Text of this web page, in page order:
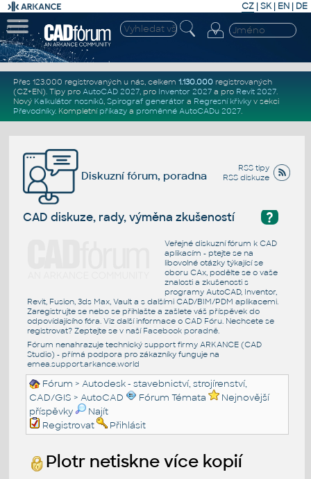
CZ | SK| EN | DE
Přes 123.000 registrovaných u nás, celkem 1.130.000registrovaných
(CZ+EN). Tipy pro AutoCAD 2027, pro Inventor 2027a pro Revit 2027.
Nový Kalkulátor nosníků, Spirograf generátor a Regresní křivkyv sekci
Převodníky. Kompletní příkazya proměnné AutoCADu 2027.
RSS tipy
RSS diskuze
Diskuzní fórum, poradna
?
CAD diskuze, rady, výměna zkušeností
Veřejné diskuzní fórum k CAD
aplikacím - ptejte se na
libovolné otázky týkající se
oboru CAx, podělte se o vaše
znalosti a zkušenosti s
programy AutoCAD, Inventor,
Revit, Fusion, 3ds Max, Vault a s dalšími CAD/BIM/PDM aplikacemi.
Zaregistrujte se nebo se přihlašte a zašlete váš příspěvek do
odpovídajícího fóra. Viz další informace o CAD Fóru. Nechcete se
registrovat? Zeptejte se v naší Facebook poradně.
Fórum nenahrazuje technický support firmy ARKANCE (CAD
Studio) - přímá podpora pro zákazníky funguje na
emea.support.arkance.world
Fórum >Autodesk - stavebnictví, strojírenství,
CAD/GIS >AutoCAD Fórum Témata
Nejnovější
příspěvky
Najít
Registrovat
Přihlásit
Plotr netiskne více kopií